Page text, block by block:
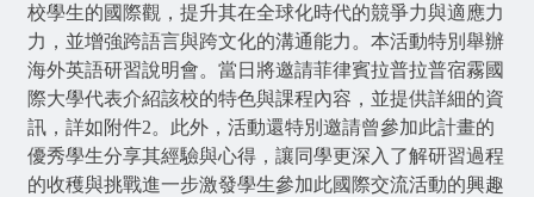
校學生的國際觀，提升其在全球化時代的競爭力與適應力
力，並增強跨語言與跨文化的溝通能力。本活動特別舉辦
海外英語研習說明會。當日將邀請菲律賓拉普拉普宿霧國
際大學代表介紹該校的特色與課程內容，並提供詳細的資
訊，詳如附件2。此外，活動還特別邀請曾參加此計畫的
優秀學生分享其經驗與心得，讓同學更深入了解研習過程
的收穫與挑戰進一步激發學生參加此國 際交流活動的興趣